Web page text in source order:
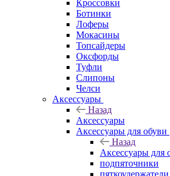
Кроссовки
Ботинки
Лоферы
Мокасины
Топсайдеры
Оксфорды
Туфли
Слипоны
Челси
Аксессуары
Назад
Аксессуары
Аксессуары для обуви
Назад
Аксессуары для
подпяточники
пяткоудержатели